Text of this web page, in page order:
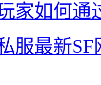
家如何通
服最新